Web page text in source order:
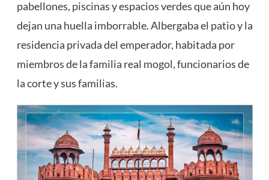
pabellones, piscinas y espacios verdes que aún hoy
dejan una huella imborrable. Albergaba el patio y la
residencia privada del emperador, habitada por
miembros de la familia real mogol, funcionarios de
la corte y sus familias.